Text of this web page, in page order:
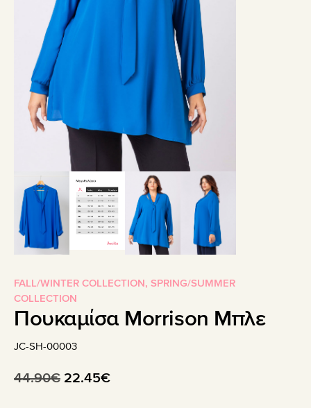
FALL/WINTER COLLECTION, SPRING/SUMMER
COLLECTION
Πουκαμίσα Morrison Μπλε
JC-SH-00003
44.90€ Original
22.45€Η